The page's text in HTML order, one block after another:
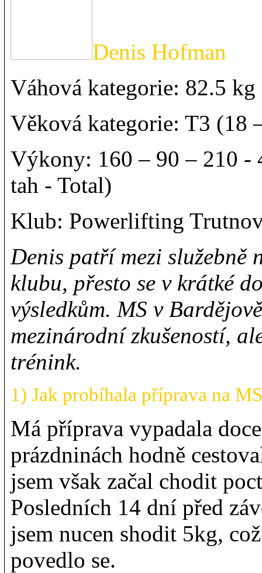
Denis Hofman
Váhová kategorie: 82.5
Věková kategorie: T3 (18
Výkony: 160 – 90 – 210 -
tah - Total)
Klub: Powerlifting
Denis patří mezi služebně
klubu, přesto se v krátké
výsledkům. MS v
mezinárodní zkušeností,
trénink.
1) Jak probíhala příprava na
Má příprava vypadala
prázdninách hodně
jsem však začal chodit
Posledních 14 dní před
jsem nucen shodit 5kg,
povedlo se.